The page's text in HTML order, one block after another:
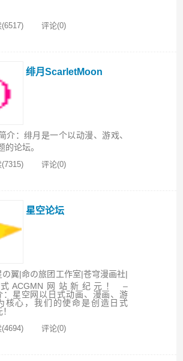
(6517) 评论(0)
绯月ScarletMoon
介：绯月是一个以动漫、游戏、
的论坛。
(7315) 评论(0)
星空论坛
翼|命の旅团工作室|苍穹漫画社|
ACGMN网站新纪元！ –
：星空网以日式动画、漫画、游
核心，我们的使命是创造日式
(4694) 评论(0)